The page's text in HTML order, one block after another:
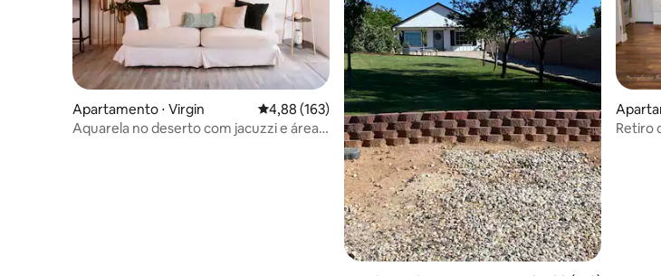
Apartamento ⋅ Virgin 4,88 de uma avaliação média de 5, 163 avaliações
4,88 (163)
Aquarela no deserto com jacuzzi e área
Retiro